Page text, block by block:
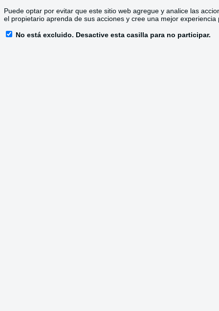
Puede optar por evitar que este sitio web agregue y analice las
el propietario aprenda de sus acciones y cree una mejor
No está excluido. Desactive esta casilla para no participar.